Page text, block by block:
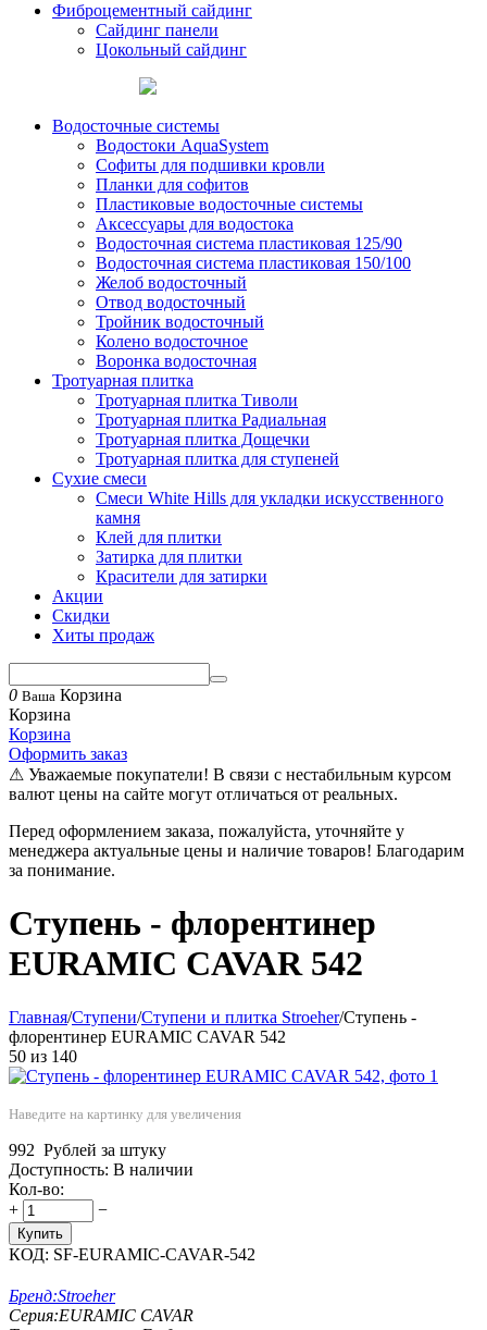
Фиброцементный сайдинг
Сайдинг панели
Цокольный сайдинг
Водосточные системы
Водостоки AquaSystem
Софиты для подшивки кровли
Планки для софитов
Пластиковые водосточные системы
Аксессуары для водостока
Водосточная система пластиковая 125/90
Водосточная система пластиковая 150/100
Желоб водосточный
Отвод водосточный
Тройник водосточный
Колено водосточное
Воронка водосточная
Тротуарная плитка
Тротуарная плитка Тиволи
Тротуарная плитка Радиальная
Тротуарная плитка Дощечки
Тротуарная плитка для ступеней
Сухие смеси
Смеси White Hills для укладки искусственного
камня
Клей для плитки
Затирка для плитки
Красители для затирки
Акции
Скидки
Хиты продаж
0 Ваша Корзина
Корзина
Корзина
Оформить заказ
⚠ Уважаемые покупатели! В связи с нестабильным курсом
валют цены на сайте могут отличаться от реальных.
Перед оформлением заказа, пожалуйста, уточняйте у
менеджера актуальные цены и наличие товаров! Благодарим
за понимание.
Ступень - флорентинер
EURAMIC CAVAR 542
Главная/Ступени/Ступени и плитка Stroeher/Ступень -
флорентинер EURAMIC CAVAR 542
50 из 140
Наведите на картинку для увеличения
992 Рублей за штуку
Доступность: В наличии
Кол-во:
+
−
Купить
КОД: SF-EURAMIC-CAVAR-542
Бренд:Stroeher
Серия:EURAMIC CAVAR